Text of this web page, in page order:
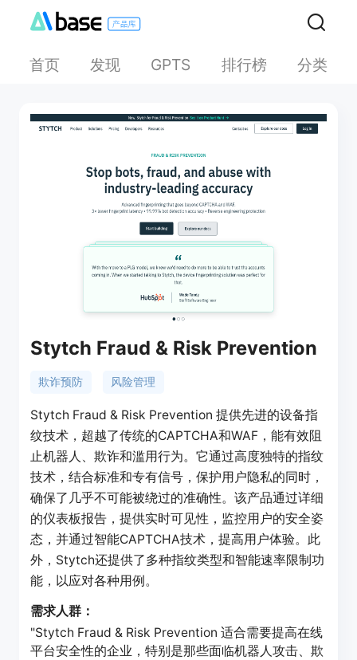
首页 发现 GPTS 排行榜 分类
Stytch Fraud & Risk Prevention
欺诈预防 风险管理
Stytch Fraud & Risk Prevention 提供先进的设备指
纹技术，超越了传统的CAPTCHA和WAF，能有效阻
止机器人、欺诈和滥用行为。它通过高度独特的指纹
技术，结合标准和专有信号，保护用户隐私的同时，
确保了几乎不可能被绕过的准确性。该产品通过详细
的仪表板报告，提供实时可见性，监控用户的安全姿
态，并通过智能CAPTCHA技术，提高用户体验。此
外，Stytch还提供了多种指纹类型和智能速率限制功
能，以应对各种用例。
需求人群：
"Stytch Fraud & Risk Prevention 适合需要提高在线
平台安全性的企业，特别是那些面临机器人攻击、欺